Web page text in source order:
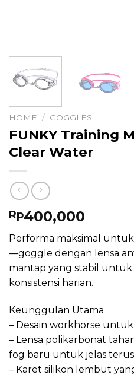
HOME / GOGGLES
FUNKY Training
Clear Water
Rp400,000
Performa maksimal
—goggle dengan lensa
mantap yang stabil
konsistensi harian.
Keunggulan Utama
– Desain workhorse
– Lensa polikarbonat
fog baru untuk jelas
– Karet silikon lembut